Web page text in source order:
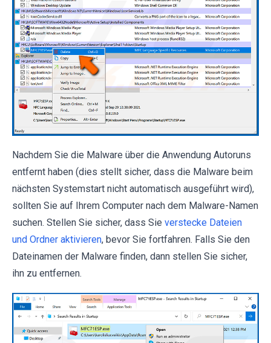
Nachdem Sie die Malware über die Anwendung Autoruns
entfernt haben (dies stellt sicher, dass die Malware beim
nächsten Systemstart nicht automatisch ausgeführt wird),
sollten Sie auf Ihrem Computer nach dem Malware-Namen
suchen. Stellen Sie sicher, dass Sie verstecke Dateien
und Ordner aktivieren, bevor Sie fortfahren. Falls Sie den
Dateinamen der Malware finden, dann stellen Sie sicher,
ihn zu entfernen.